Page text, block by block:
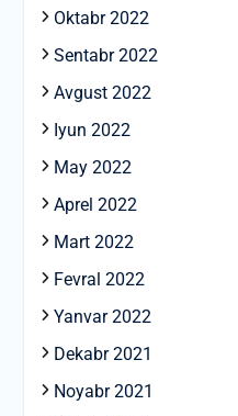
Oktabr 2022
Sentabr 2022
Avgust 2022
Iyun 2022
May 2022
Aprel 2022
Mart 2022
Fevral 2022
Yanvar 2022
Dekabr 2021
Noyabr 2021